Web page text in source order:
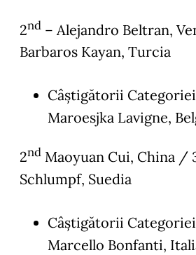
2nd – Alejandro Beltran,
Barbaros Kayan, Turcia
Câștigătorii
Maroesjka Lavigne,
2nd Maoyuan Cui, China /
Schlumpf, Suedia
Câștigătorii
Marcello Bonfanti,